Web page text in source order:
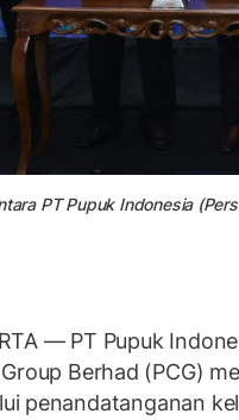
PT Pupuk Indonesia
— PT Pupuk
Berhad (PCG)
penandatanganan